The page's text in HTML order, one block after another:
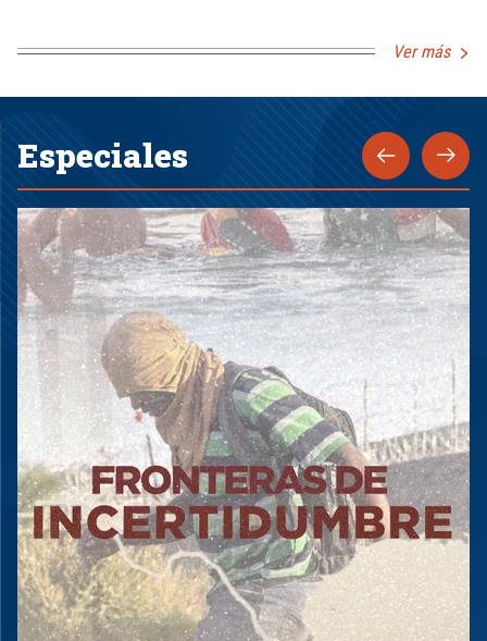
Ver más
Especiales